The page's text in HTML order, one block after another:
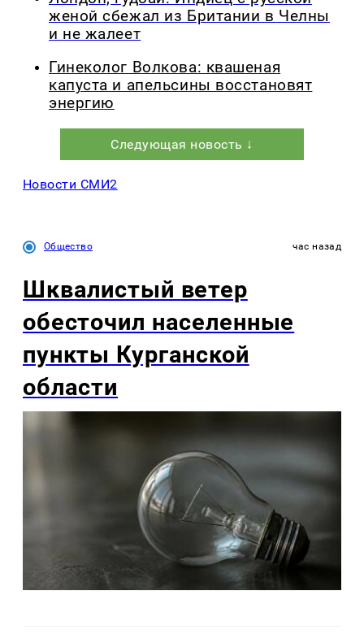
женой сбежал из Британии в Челны
и не жалеет
Гинеколог Волкова: квашеная
капуста и апельсины восстановят
энергию
Следующая новость ↓
Новости СМИ2
Общество час назад
Шквалистый ветер
обесточил населенные
пункты Курганской
области